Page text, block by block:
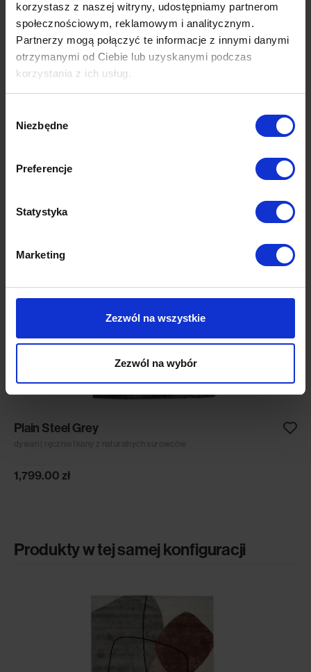
korzystasz z naszej witryny, udostępniamy partnerom
społecznościowym, reklamowym i analitycznym.
Partnerzy mogą połączyć te informacje z innymi danymi
otrzymanymi od Ciebie lub uzyskanymi podczas
korzystania z ich usług.
zgody
Niezbędne
Preferencje
Statystyka
Marketing
Zezwól na wszystkie
Zezwól na wybór
charakteryzują się niezwykle miękkim i przyjemnym w dotyku runem)
Dane techniczne
Produkty z tej samej kolekcji
Plain Steel Grey
dywan | ręcznie tkany z naturalnych surowców
1,799.00 zł
Produkty w tej samej konfiguracji